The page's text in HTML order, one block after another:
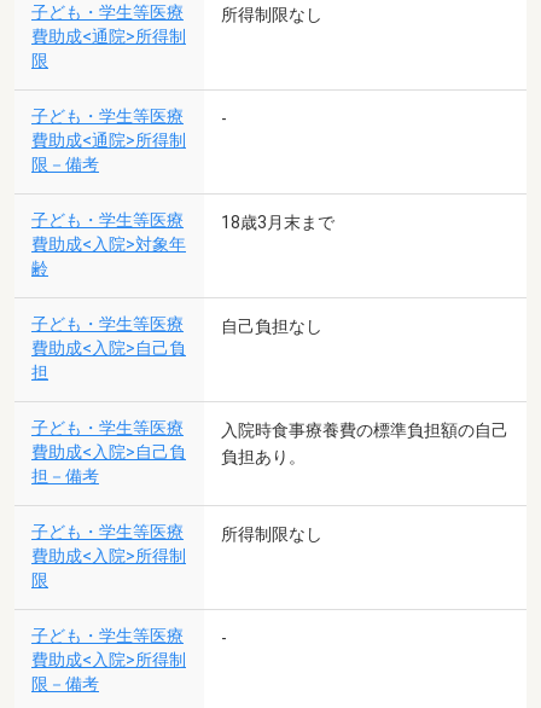
子ども・学生等医療
費助成<通院>所得制
限
所得制限なし
子ども・学生等医療
費助成<通院>所得制
限－備考
-
子ども・学生等医療
費助成<入院>対象年
齢
18歳3月末まで
子ども・学生等医療
費助成<入院>自己負
担
自己負担なし
子ども・学生等医療
費助成<入院>自己負
担－備考
入院時食事療養費の標準負担額の自己
負担あり。
子ども・学生等医療
費助成<入院>所得制
限
所得制限なし
子ども・学生等医療
費助成<入院>所得制
限－備考
-